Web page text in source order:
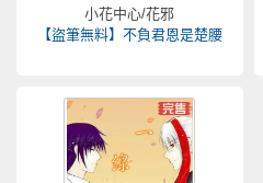
小花中心/花邪
【盜筆無料】不負君恩是楚腰